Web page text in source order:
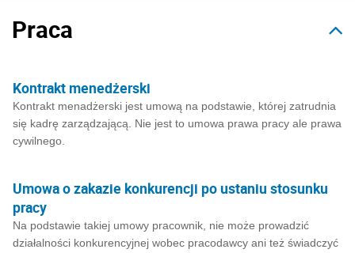
Praca
Kontrakt menedżerski
Kontrakt menadżerski jest umową na podstawie, której zatrudnia
się kadrę zarządzającą. Nie jest to umowa prawa pracy ale prawa
cywilnego.
Umowa o zakazie konkurencji po ustaniu stosunku
pracy
Na podstawie takiej umowy pracownik, nie może prowadzić
działalności konkurencyjnej wobec pracodawcy ani też świadczyć